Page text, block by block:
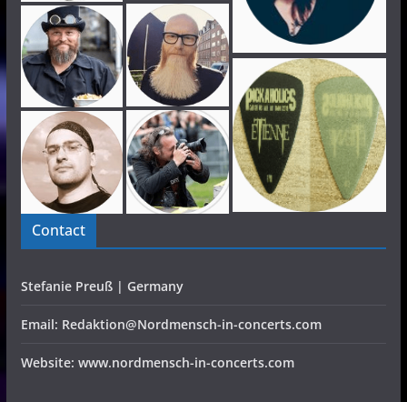
Contact
Stefanie Preuß | Germany
Email: Redaktion@Nordmensch-in-concerts.com
Website: www.nordmensch-in-concerts.com